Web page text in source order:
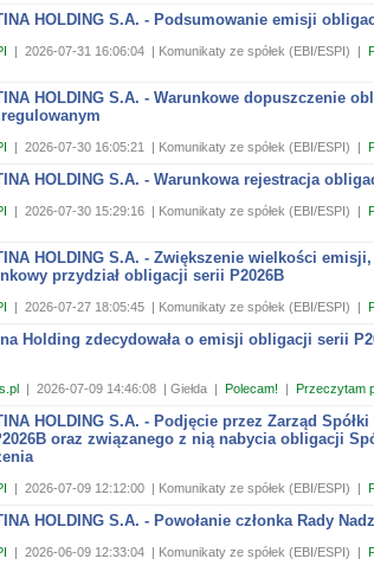
HOLDING S.A. - Podsumowanie emisji
| 2026-07-31 16:06:04 | Komunikaty ze spółek (EBI/ESPI) |
HOLDING S.A. - Warunkowe dopuszczenie
| 2026-07-30 16:05:21 | Komunikaty ze spółek (EBI/ESPI) |
HOLDING S.A. - Warunkowa rejestracja
| 2026-07-30 15:29:16 | Komunikaty ze spółek (EBI/ESPI) |
HOLDING S.A. - Zwiększenie wielkości
przydział obligacji serii P2026B
| 2026-07-27 18:05:45 | Komunikaty ze spółek (EBI/ESPI) |
Holding zdecydowała o emisji obligacji serii
| 2026-07-09 14:46:08 | Giełda | Polecam! | Przeczytam
HOLDING S.A. - Podjęcie przez Zarząd
oraz związanego z nią nabycia obligacji
| 2026-07-09 12:12:00 | Komunikaty ze spółek (EBI/ESPI) |
HOLDING S.A. - Powołanie członka Rady
| 2026-06-09 12:33:04 | Komunikaty ze spółek (EBI/ESPI) |